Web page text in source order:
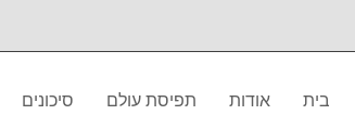
בית אודות תפיסת עולם סיכונים